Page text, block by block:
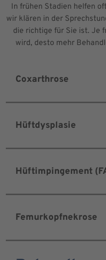
In frühen Stadien helfen
wir klären in der
die richtige für Sie ist. Je
wird, desto mehr
Coxarthrose
Hüftdysplasie
Hüftimpingement
Femurkopfnekrose